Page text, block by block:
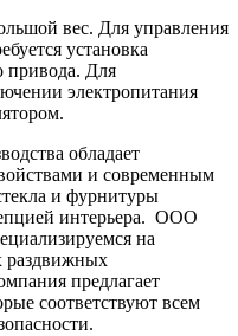
вес. Для управления
установка
привода. Для
электропитания
обладает
и современным
и фурнитуры
интерьера. ООО
на
раздвижных
предлагает
соответствуют всем